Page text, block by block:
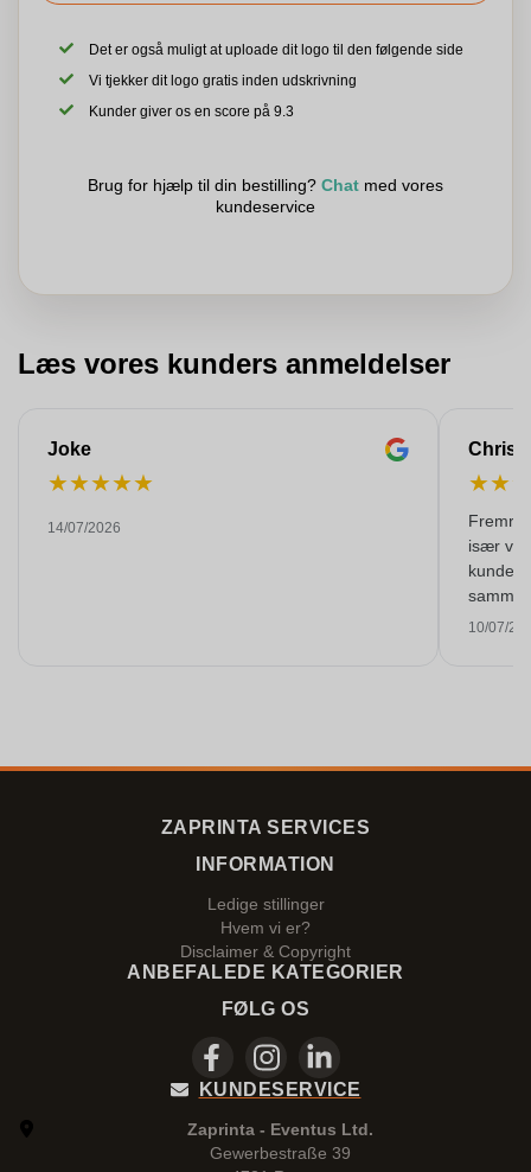
Det er også muligt at uploade dit logo til den følgende side
Vi tjekker dit logo gratis inden udskrivning
Kunder giver os en score på 9.3
Brug for hjælp til din bestilling? Chat med vores
kundeservice
Læs vores kunders anmeldelser
Joke
★★★★★
14/07/2026
★★
især
samme
samtaler. Meget sjældent i disse dage.
10/07/
ZAPRINTA SERVICES
INFORMATION
Ledige stillinger
Hvem vi er?
Disclaimer & Copyright
ANBEFALEDE KATEGORIER
FØLG OS
KUNDESERVICE
Zaprinta - Eventus Ltd.
Gewerbestraße 39